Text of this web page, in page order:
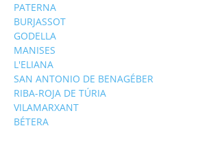
PATERNA
BURJASSOT
GODELLA
MANISES
L'ELIANA
SAN ANTONIO DE BENAGÉBER
RIBA-ROJA DE TÚRIA
VILAMARXANT
BÉTERA